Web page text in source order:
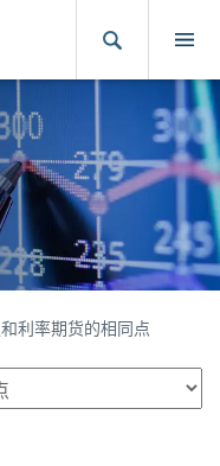
利率期货的相同点